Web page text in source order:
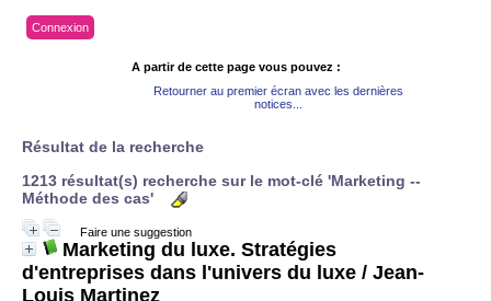
Connexion
A partir de cette page vous pouvez :
Retourner au premier écran avec les dernières
notices...
Résultat de la recherche
1213 résultat(s) recherche sur le mot-clé 'Marketing --
Méthode des cas'
Faire une suggestion
Marketing du luxe. Stratégies
d'entreprises dans l'univers du luxe / Jean-
Louis Martinez